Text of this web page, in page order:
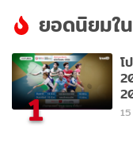
ยอดนิยมใ
1
โ